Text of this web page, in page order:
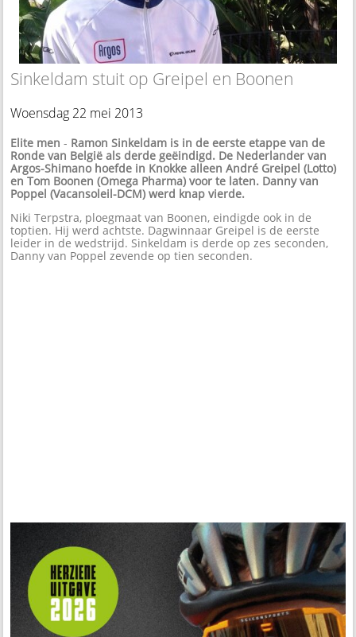
Sinkeldam stuit op Greipel en Boonen
Woensdag 22 mei 2013
Elite men - Ramon Sinkeldam is in de eerste etappe van de
Ronde van België als derde geëindigd. De Nederlander van
Argos-Shimano hoefde in Knokke alleen André Greipel (Lotto)
en Tom Boonen (Omega Pharma) voor te laten. Danny van
Poppel (Vacansoleil-DCM) werd knap vierde.
Niki Terpstra, ploegmaat van Boonen, eindigde ook in de
toptien. Hij werd achtste. Dagwinnaar Greipel is de eerste
leider in de wedstrijd. Sinkeldam is derde op zes seconden,
Danny van Poppel zevende op tien seconden.